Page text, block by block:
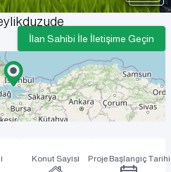
İlan Sahibi İle İletişime Geçin
Konut Sayısı Proje Başlangıç Tarihi